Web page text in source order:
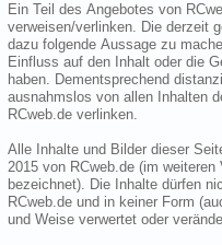
Ein Teil des Angebotes von
verweisen/verlinken. Die derzeit
dazu folgende Aussage zu
Einfluss auf den Inhalt oder die
haben. Dementsprechend
ausnahmslos von allen Inhalten
RCweb.de verlinken.
Alle Inhalte und Bilder dieser
2015 von RCweb.de (im
bezeichnet). Die Inhalte dürfen
RCweb.de und in keiner Form
und Weise verwertet oder